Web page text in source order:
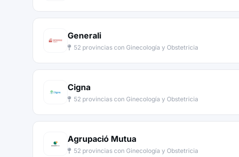
Generali
52 provincias con Ginecología y Obstetricia
Cigna
52 provincias con Ginecología y Obstetricia
Agrupació Mutua
52 provincias con Ginecología y Obstetricia